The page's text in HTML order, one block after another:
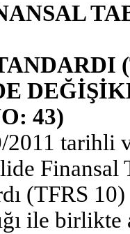
43)
tarihli
(TFRS
ile